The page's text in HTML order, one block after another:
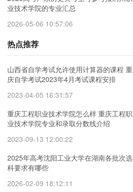
业技术学院的专业汇总
2026-05-06 10:57:06
热点推荐
山西省自学考试允许使用计算器的课程 重
庆自学考试2023年4月考试课程安排
2023-04-05 16:31:57
重庆工程职业技术学院怎么样 重庆工程职
业技术学院专业和录取分数线介绍
2023-09-13 12:00:22
2025年高考沈阳工业大学在湖南各批次选
科要求有哪些
2026-02-09 18:12:11